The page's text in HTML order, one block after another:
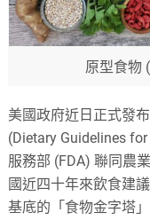
原型食物
美國政府近日正式發
(Dietary Guidelines
服務部 (FDA) 聯同農
國近四十年來飲食建
基底的「食物金字塔